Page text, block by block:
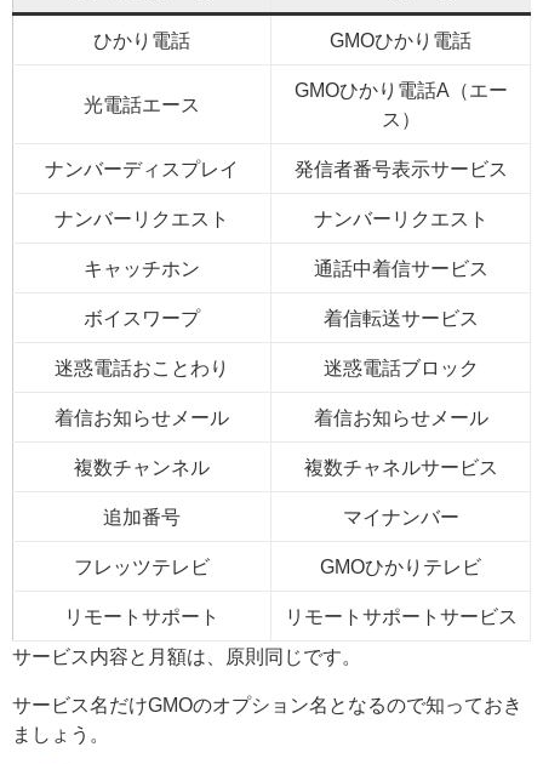
ひかり電話 GMOひかり電話
光電話エース
GMOひかり電話A（エー
ス）
ナンバーディスプレイ 発信者番号表示サービス
ナンバーリクエスト ナンバーリクエスト
キャッチホン 通話中着信サービス
ボイスワープ 着信転送サービス
迷惑電話おことわり 迷惑電話ブロック
着信お知らせメール 着信お知らせメール
複数チャンネル 複数チャネルサービス
追加番号 マイナンバー
フレッツテレビ GMOひかりテレビ
リモートサポート リモートサポートサービス
サービス内容と月額は、原則同じです。
サービス名だけGMOのオプション名となるので知っておき
ましょう。